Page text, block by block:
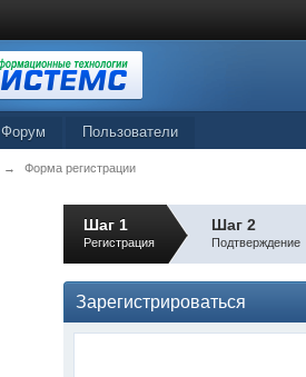
Форум Пользователи
→ Форма регистрации
Шаг 1
Регистрация
Шаг 2
Подтверждение
Зарегистрироваться